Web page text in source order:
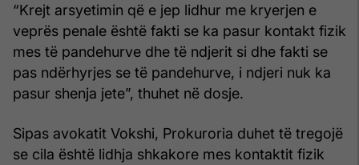
“Krejt arsyetimin që e jep lidhur me kryerjen e
veprës penale është fakti se ka pasur kontakt fizik
mes të pandehurve dhe të ndjerit si dhe fakti se
pas ndërhyrjes se të pandehurve, i ndjeri nuk ka
pasur shenja jete”, thuhet në dosje.
Sipas avokatit Vokshi, Prokuroria duhet të tregojë
se cila është lidhja shkakore mes kontaktit fizik